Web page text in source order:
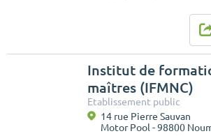
Institut de
maîtres (IFMNC)
Etablissement public
14 rue Pierre Sauvan
Motor Pool - 98800